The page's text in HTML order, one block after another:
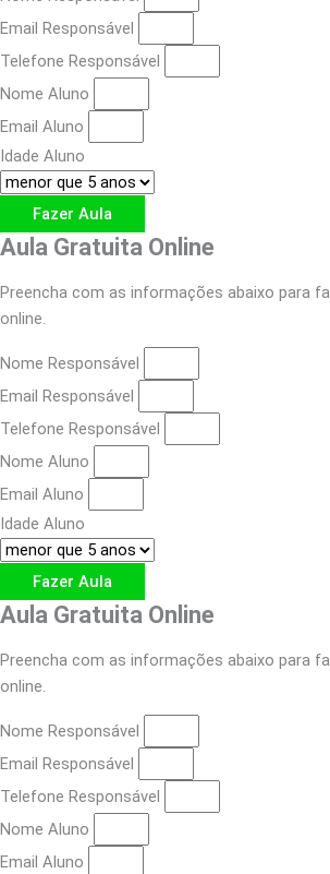
Email Responsável
Telefone Responsável
Nome Aluno
Email Aluno
Idade Aluno
Fazer Aula
Aula Gratuita Online
Preencha com as informações abaixo para
online.
Nome Responsável
Email Responsável
Telefone Responsável
Nome Aluno
Email Aluno
Idade Aluno
Fazer Aula
Aula Gratuita Online
Preencha com as informações abaixo para
online.
Nome Responsável
Email Responsável
Telefone Responsável
Nome Aluno
Email Aluno